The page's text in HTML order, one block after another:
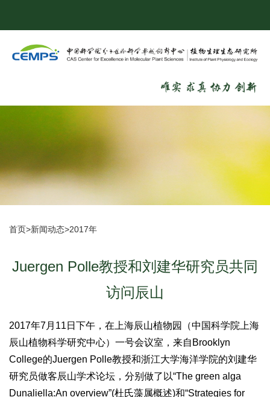
首页>新闻动态>2017年
Juergen Polle教授和刘建华研究员共同
访问辰山
2017年7月11日下午，在上海辰山植物园（中国科学院上海
辰山植物科学研究中心）一号会议室，来自Brooklyn
College的Juergen Polle教授和浙江大学海洋学院的刘建华
研究员做客辰山学术论坛，分别做了以“The green alga
Dunaliella:An overview”(杜氏藻属概述)和“Strategies for